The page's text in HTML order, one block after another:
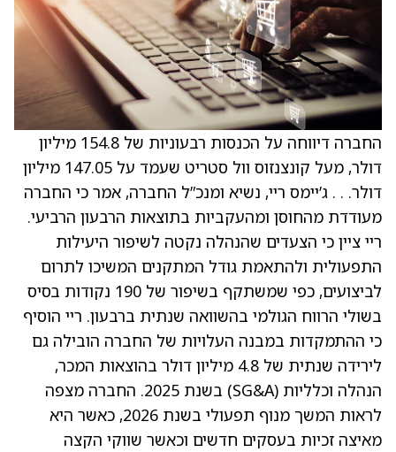
החברה דיווחה על הכנסות רבעוניות של 154.8 מיליון
דולר, מעל קונצנזוס וול סטריט שעמד על 147.05 מיליון
דולר. . . ג’יימס ריי, נשיא ומנכ”ל החברה, אמר כי החברה
מעודדת מהחוסן ומהעקביות בתוצאות הרבעון הרביעי.
ריי ציין כי הצעדים שהנהלה נקטה לשיפור היעילות
התפעולית ולהתאמת גודל המתקנים המשיכו לתרום
לביצועים, כפי שמשתקף בשיפור של 190 נקודות בסיס
בשולי הרווח הגולמי בהשוואה שנתית ברבעון. ריי הוסיף
כי ההתמקדות במבנה העלויות של החברה הובילה גם
לירידה שנתית של 4.8 מיליון דולר בהוצאות המכר,
הנהלה וכלליות (SG&A) בשנת 2025. החברה מצפה
לראות המשך מנוף תפעולי בשנת 2026, כאשר היא
מאיצה זכיות בעסקים חדשים וכאשר שווקי הקצה